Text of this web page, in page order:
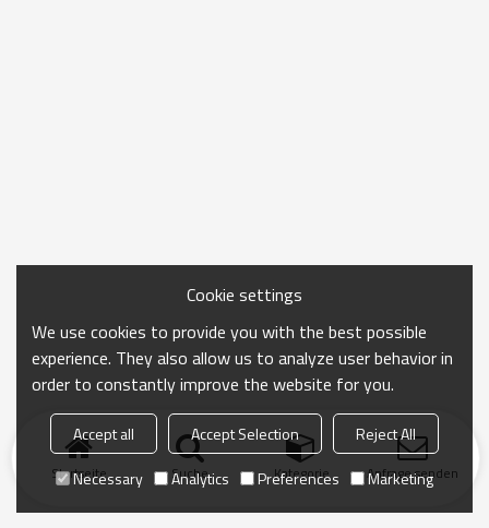
Startseite Suche Kategorie Anfrage senden
Cookie settings
We use cookies to provide you with the best possible
experience. They also allow us to analyze user behavior in
order to constantly improve the website for you.
Accept all Accept Selection
Reject All
Necessary
Analytics Preferences Marketing